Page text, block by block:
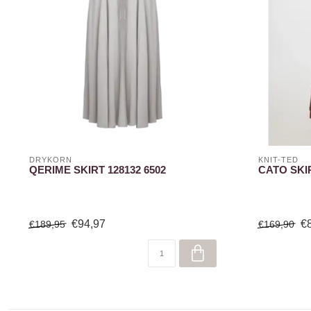
DRYKORN
QERIME SKIRT 128132 6502
€189,95 €94,97
KNIT-TED
CATO
€169,90